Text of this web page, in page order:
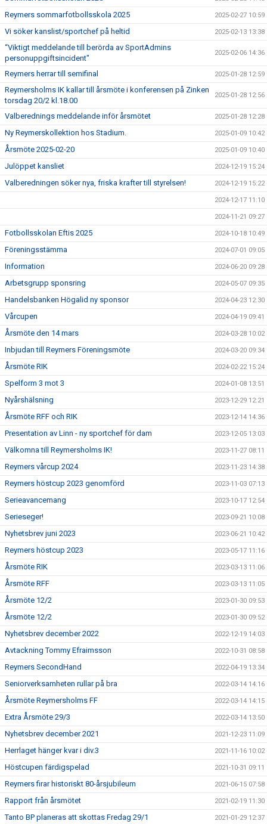
Reymers sommarfotbollsskola 2025 2025-02-27 10:59
Vi söker kanslist/sportchef på heltid 2025-02-13 13:38
“Viktigt meddelande till berörda av SportAdmins
personuppgiftsincident"
2025-02-06 14:36
Reymers herrar till semifinal 2025-01-28 12:59
Reymersholms IK kallar till årsmöte i konferensen på Zinken
torsdag 20/2 kl.18.00
2025-01-28 12:56
Valberednings meddelande inför årsmötet 2025-01-28 12:28
Ny Reymerskollektion hos Stadium. 2025-01-09 10:42
Årsmöte 2025-02-20 2025-01-09 10:40
Julöppet kansliet 2024-12-19 15:24
Valberedningen söker nya, friska krafter till styrelsen! 2024-12-19 15:22
2024-12-17 11:10
2024-11-21 09:27
Fotbollsskolan Eftis 2025 2024-10-18 10:49
Föreningsstämma 2024-07-01 09:05
Information 2024-06-20 09:28
Arbetsgrupp sponsring 2024-05-07 09:35
Handelsbanken Högalid ny sponsor 2024-04-23 12:30
Vårcupen 2024-04-19 09:41
Årsmöte den 14 mars 2024-03-28 10:02
Inbjudan till Reymers Föreningsmöte 2024-03-20 09:34
Årsmöte RIK 2024-02-22 15:24
Spelform 3 mot 3 2024-01-08 13:51
Nyårshälsning 2023-12-29 12:21
Årsmöte RFF och RIK 2023-12-14 14:36
Presentation av Linn - ny sportchef för dam 2023-12-05 13:03
Välkomna till Reymersholms IK! 2023-11-27 08:11
Reymers vårcup 2024 2023-11-23 14:38
Reymers höstcup 2023 genomförd 2023-11-03 07:13
Serieavancemang 2023-10-17 12:54
Serieseger! 2023-09-21 10:08
Nyhetsbrev juni 2023 2023-06-21 10:42
Reymers höstcup 2023 2023-05-17 11:16
Årsmöte RIK 2023-03-13 11:06
Årsmöte RFF 2023-03-13 11:05
Årsmöte 12/2 2023-01-30 09:53
Årsmöte 12/2 2023-01-30 09:52
Nyhetsbrev december 2022 2022-12-19 14:03
Avtackning Tommy Efraimsson 2022-10-31 08:58
Reymers SecondHand 2022-04-19 13:34
Seniorverksamheten rullar på bra 2022-03-14 14:16
Årsmöte Reymersholms FF 2022-03-14 14:15
Extra Årsmöte 29/3 2022-03-14 13:50
Nyhetsbrev december 2021 2021-12-23 11:09
Herrlaget hänger kvar i div.3 2021-11-16 10:02
Höstcupen färdigspelad 2021-10-31 09:11
Reymers firar historiskt 80-årsjubileum 2021-06-15 07:58
Rapport från årsmötet 2021-02-19 11:30
Tanto BP planeras att skottas Fredag 29/1 2021-01-29 12:37